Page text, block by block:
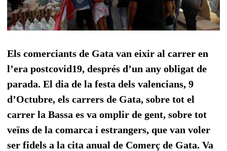
Els comerciants de Gata van eixir al carrer en
l’era postcovid19, després d’un any obligat de
parada. El dia de la festa dels valencians, 9
d’Octubre, els carrers de Gata, sobre tot el
carrer la Bassa es va omplir de gent, sobre tot
veïns de la comarca i estrangers, que van voler
ser fidels a la cita anual de Comerç de Gata. Va